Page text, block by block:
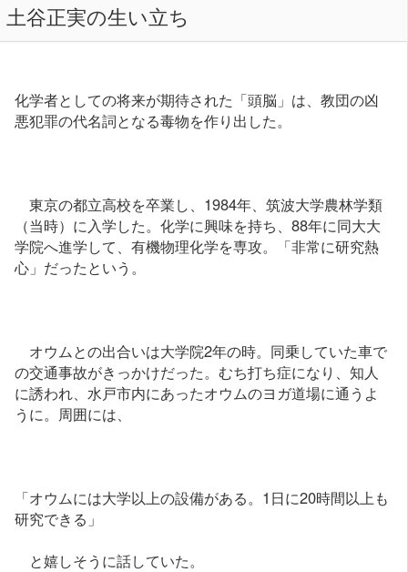
土谷正実の生い立ち
化学者としての将来が期待された「頭脳」は、教団の凶
悪犯罪の代名詞となる毒物を作り出した。
東京の都立高校を卒業し、1984年、筑波大学農林学類
（当時）に入学した。化学に興味を持ち、88年に同大大
学院へ進学して、有機物理化学を専攻。「非常に研究熱
心」だったという。
オウムとの出合いは大学院2年の時。同乗していた車で
の交通事故がきっかけだった。むち打ち症になり、知人
に誘われ、水戸市内にあったオウムのヨガ道場に通うよ
うに。周囲には、
「オウムには大学以上の設備がある。1日に20時間以上も
研究できる」
と嬉しそうに話していた。